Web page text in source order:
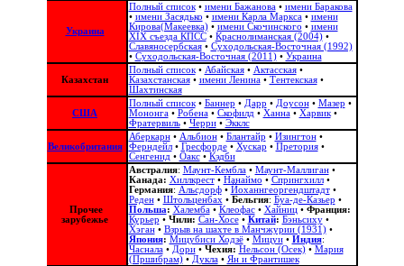
Украина
Полный список• имени Бажанова• имени Баракова
• имени Засядько • имени Карла Маркса• имени
Кирова(Макеевка)• имени Скочинского • имени
ХІХ съезда КПСС• Краснолиманская (2004)•
Славяносербская• Суходольская-Восточная (1992)
• Суходольская-Восточная (2011)• Украина
Казахстан
Полный список• Абайская• Актасская•
Казахстанская• имени Ленина• Тентекская•
Шахтинская
США
Полный список• Баннер • Дарр • Доусон• Мазер •
Мононга• Робена• Скофилд • Ханна• Харвик•
Фратервиль• Черри• Экклс
Великобритания
Аберкарн• Альбион‎• Блантайр • Изингтон•
Ферндейл• Гресфорде• Хускар • Претория•
Сенгенид • Оакс• Кэдби
Прочее
зарубежье
Австралия: Маунт-Кембла• Маунт-Маллиган•
Канада: Хиллкрест• Нанаймо • Спрингхилл•
Германия: Альсдорф• Йоханнгеоргендштадт•
Реден• Штольценбах • Бельгия: Буа-де-Казьер •
Польша: Халемба• Клеофас• Хайниц• Франция:
Курьер • Чили: Сан-Хосе• Китай: Бэньсиху•
Хэган• Взрыв на шахте в Манчжурии (1931)•
Япония: Мицубиси Ходзё• Мицуи• Индия:
Часнала• Дори• Чехия: Нельсон (Осек)• Мария
(Пршибрам)• Дукла• Ян и Франтишек